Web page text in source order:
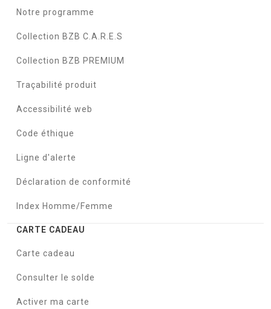
Notre programme
Collection BZB C.A.R.E.S
Collection BZB PREMIUM
Traçabilité produit
Accessibilité web
Code éthique
Ligne d'alerte
Déclaration de conformité
Index Homme/Femme
CARTE CADEAU
Carte cadeau
Consulter le solde
Activer ma carte